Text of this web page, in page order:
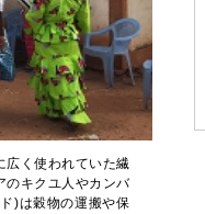
広く使われていた繊
のキクユ人やカンバ
)は穀物の運搬や保